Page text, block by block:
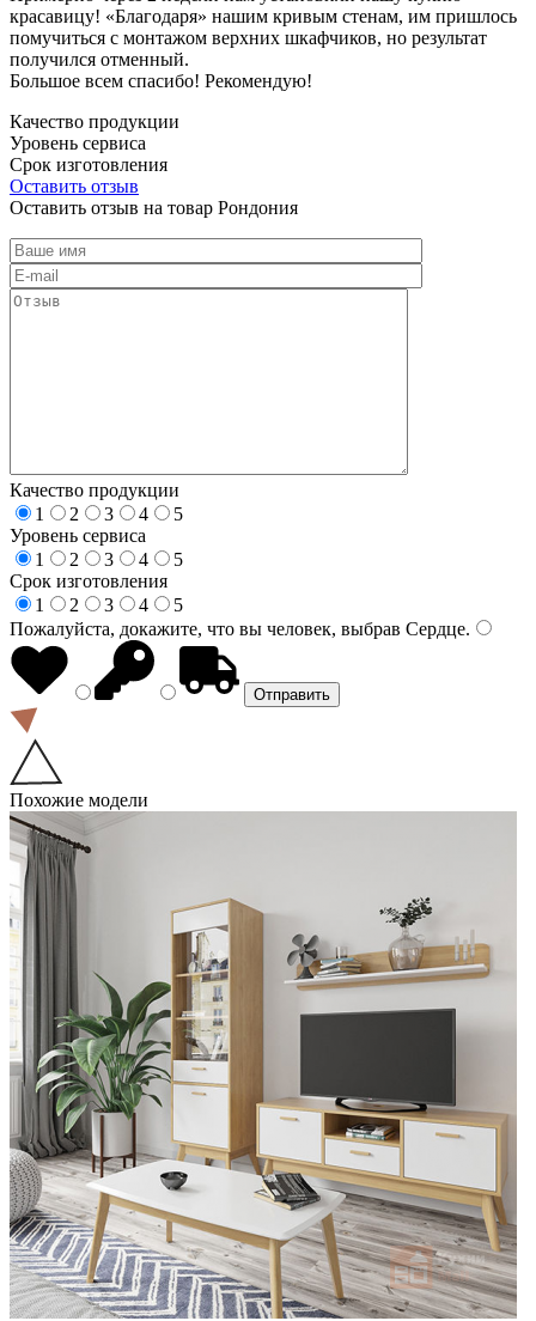
красавицу! «Благодаря» нашим кривым стенам, им пришлось
помучиться с монтажом верхних шкафчиков, но результат
получился отменный.
Большое всем спасибо! Рекомендую!
Качество продукции
Уровень сервиса
Срок изготовления
Оставить отзыв
Оставить отзыв на товар Рондония
Качество продукции
1
2 3 4
5
Уровень сервиса
1
2 3 4
5
Срок изготовления
1
2 3 4
5
Пожалуйста, докажите, что вы человек, выбрав Сердце.
Похожие модели